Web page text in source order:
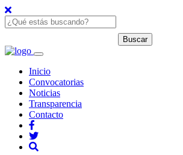
Inicio
Convocatorias
Noticias
Transparencia
Contacto